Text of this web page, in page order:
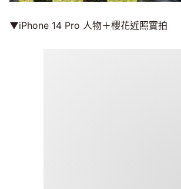
▼iPhone 14 Pro 人物＋櫻花近照實拍